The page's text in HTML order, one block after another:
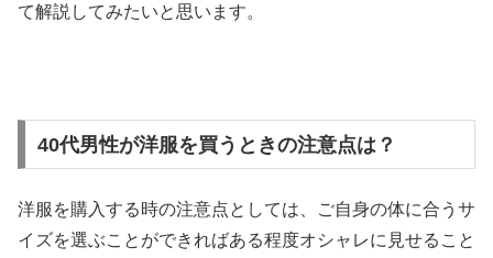
て解説してみたいと思います。
40代男性が洋服を買うときの注意点は？
洋服を購入する時の注意点としては、ご自身の体に合うサ
イズを選ぶことができればある程度オシャレに見せること